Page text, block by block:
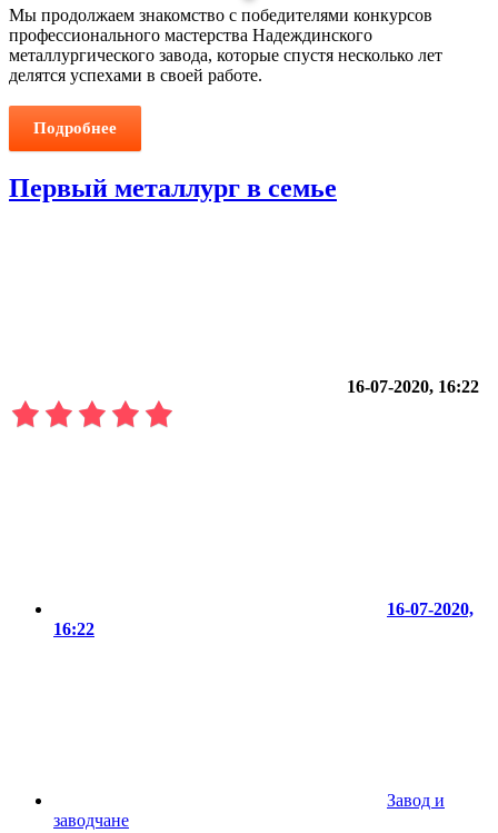
Мы продолжаем знакомство с победителями конкурсов
профессионального мастерства Надеждинского
металлургического завода, которые спустя несколько лет
делятся успехами в своей работе.
Подробнее
Первый металлург в семье
16-07-2020, 16:22
16-07-2020,
16:22
Завод и
заводчане